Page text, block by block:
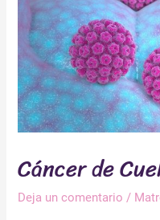
Cáncer de
Deja un comentario /